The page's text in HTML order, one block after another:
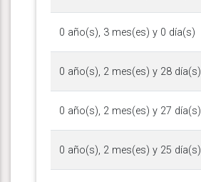
0 año(s), 3 mes(es) y 0 día(s)
0 año(s), 2 mes(es) y 28 día(s)
0 año(s), 2 mes(es) y 27 día(s)
0 año(s), 2 mes(es) y 25 día(s)